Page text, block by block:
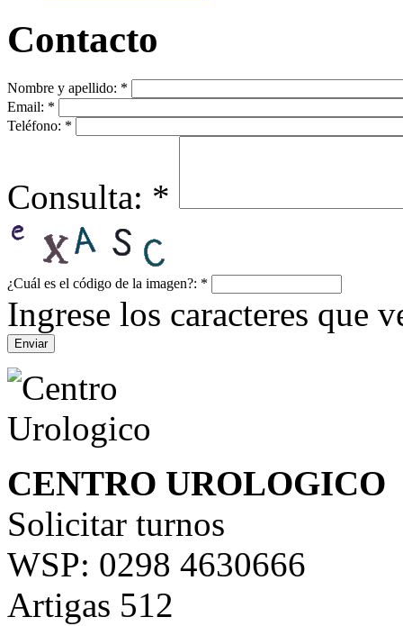
Contacto
Nombre y apellido: *
Email: *
Teléfono: *
Consulta: *
¿Cuál es el código de la imagen?: *
Ingrese los caracteres que
CENTRO UROLOGICO
Solicitar turnos
WSP: 0298 4630666
Artigas 512